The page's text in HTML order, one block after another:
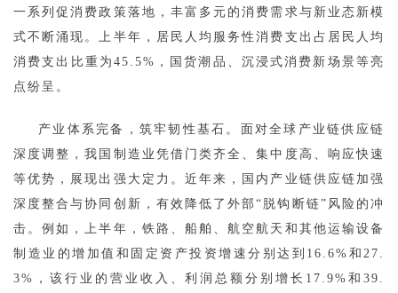
一系列促消费政策落地，丰富多元的消费需求与新业态新模
式不断涌现。上半年，居民人均服务性消费支出占居民人均
消费支出比重为45.5%，国货潮品、沉浸式消费新场景等亮
点纷呈。
产业体系完备，筑牢韧性基石。面对全球产业链供应链
深度调整，我国制造业凭借门类齐全、集中度高、响应快速
等优势，展现出强大定力。近年来，国内产业链供应链加强
深度整合与协同创新，有效降低了外部“脱钩断链”风险的冲
击。例如，上半年，铁路、船舶、航空航天和其他运输设备
制造业的增加值和固定资产投资增速分别达到16.6%和27.
3%，该行业的营业收入、利润总额分别增长17.9%和39.